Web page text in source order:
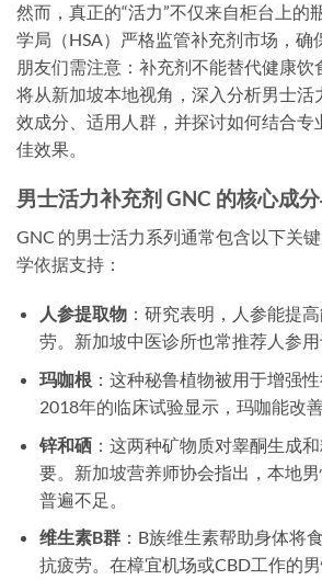
然而，真正的“活力”不仅来自柜台上的
学局（HSA）严格监管补充剂市场，确
朋友们需注意：补充剂不能替代健康饮
将从新加坡本地视角，深入分析男士活
效成分、适用人群，并探讨如何结合专
佳效果。
男士活力补充剂 GNC 的核心成
GNC 的男士活力系列通常包含以下关
学依据支持：
人参提取物：研究表明，人参能提
劳。新加坡中医诊所也常推荐人参用
玛咖根：这种秘鲁植物被用于增强
2018年的临床试验显示，玛咖能改
锌和硒：这两种矿物质对睾酮生成
要。新加坡营养师协会指出，本地
普遍不足。
维生素B群：B族维生素帮助身体将
抗疲劳。在樟宜机场或CBD工作的